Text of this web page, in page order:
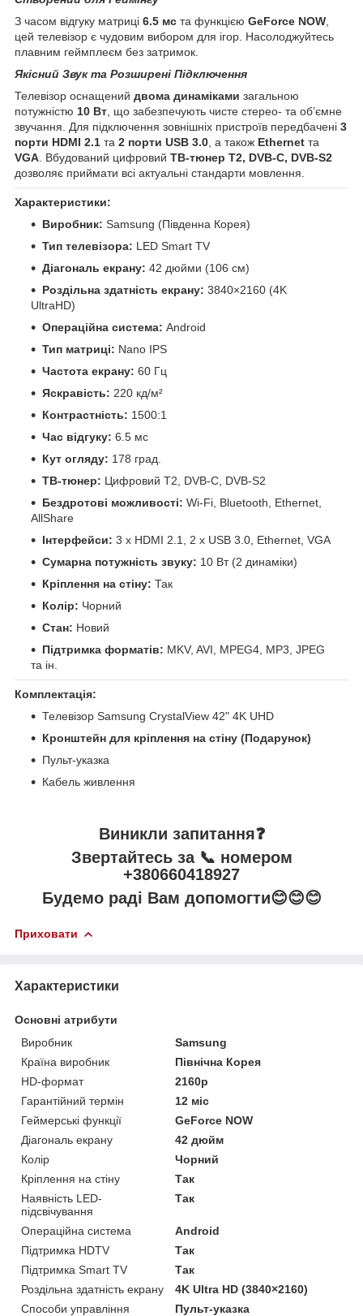
З часом відгуку матриці 6.5 мс та функцією GeForce NOW
цей телевізор є чудовим вибором для ігор. Насолоджуйтесь
плавним геймплеєм без затримок.
Якісний Звук та Розширені Підключення
Телевізор оснащений двома динаміками загальною
потужністю 10 Вт , що забезпечують чисте стерео- та об’ємне
звучання. Для підключення зовнішніх пристроїв передбачені 3
порти HDMI 2.1 та 2 порти USB 3.0 , а також Ethernet та
VGA . Вбудований цифровий ТВ-тюнер Т2, DVB-C, DVB-S2
дозволяє приймати всі актуальні стандарти мовлення.
Характеристики:
Виробник: Samsung (Південна Корея)
Тип телевізора: LED Smart TV
Діагональ екрану: 42 дюйми (106 см)
Роздільна здатність екрану: 3840×2160 (4K
UltraHD)
Операційна система: Android
Тип матриці: Nano IPS
Частота екрану: 60 Гц
Яскравість: 220 кд/м²
Контрастність: 1500:1
Час відгуку: 6.5 мс
Кут огляду: 178 град.
ТВ-тюнер: Цифровий Т2, DVB-C, DVB-S2
Бездротові можливості: Wi-Fi, Bluetooth, Ethernet,
AllShare
Інтерфейси: 3 x HDMI 2.1, 2 x USB 3.0, Ethernet, VGA
Сумарна потужність звуку: 10 Вт (2 динаміки)
Кріплення на стіну: Так
Колір: Чорний
Стан: Новий
Підтримка форматів: MKV, AVI, MPEG4, MP3, JPEG
та ін.
Комплектація:
Телевізор Samsung CrystalView 42" 4K UHD
Кронштейн для кріплення на стіну (Подарунок)
Пульт-указка
Кабель живлення
Виникли запитання❓
Звертайтесь за 📞 номером
+380660418927
Будемо раді Вам допомогти😊😊😊
Приховати
Характеристики
Основні атрибути
Виробник
Samsung
Країна виробник
Північна Корея
HD-формат
2160p
Гарантійний термін
12 міс
Геймерські функції
GeForce NOW
Діагональ екрану
42 дюйм
Колір
Чорний
Кріплення на стіну
Так
Наявність LED-
підсвічування
Так
Операційна система
Android
Підтримка HDTV
Так
Підтримка Smart TV
Так
Роздільна здатність екрану
4K Ultra HD (3840×2160)
Способи управління
Пульт-указка